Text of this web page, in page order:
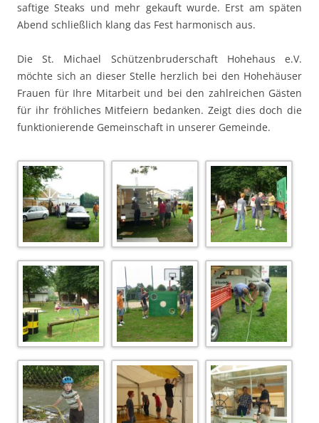
saftige Steaks und mehr gekauft wurde. Erst am späten
Abend schließlich klang das Fest harmonisch aus.
Die St. Michael Schützenbruderschaft Hohehaus e.V.
möchte sich an dieser Stelle herzlich bei den Hohehäuser
Frauen für Ihre Mitarbeit und bei den zahlreichen Gästen
für ihr fröhliches Mitfeiern bedanken. Zeigt dies doch die
funktionierende Gemeinschaft in unserer Gemeinde.